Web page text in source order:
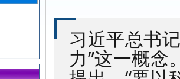
习近平总书
力”这一概念